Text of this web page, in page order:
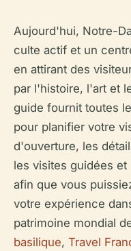
Aujourd'hui, Notre-
culte actif et un
en attirant des
par l'histoire, l'art et
guide fournit toutes
pour planifier votre
d'ouverture, les
les visites guidées
afin que vous
votre expérience
patrimoine mondial
basilique, Travel